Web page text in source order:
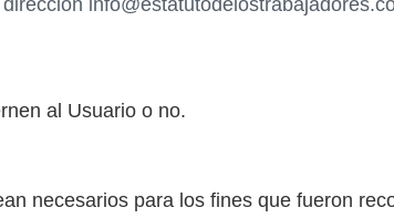
al Usuario o no.
necesarios para los fines que fueron